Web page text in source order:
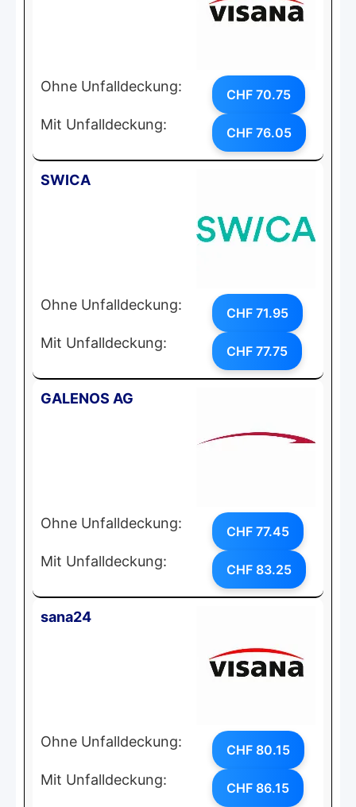
Ohne Unfalldeckung: CHF 70.75
Mit Unfalldeckung: CHF 76.05
SWICA
Ohne Unfalldeckung: CHF 71.95
Mit Unfalldeckung: CHF 77.75
GALENOS AG
Ohne Unfalldeckung: CHF 77.45
Mit Unfalldeckung: CHF 83.25
sana24
Ohne Unfalldeckung: CHF 80.15
Mit Unfalldeckung: CHF 86.15